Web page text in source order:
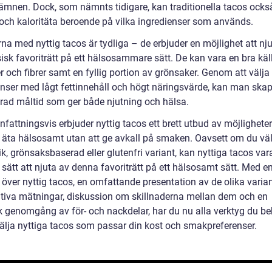
Dock, som nämnts tidigare, kan traditionella tacos
kaloritäta beroende på vilka ingredienser som används.
med nyttig tacos är tydliga – de erbjuder en möjlighet att
favoriträtt på ett hälsosammare sätt. De kan vara en bra
och fibrer samt en fyllig portion av grönsaker. Genom att välja
med lågt fettinnehåll och högt näringsvärde, kan man
måltid som ger både njutning och hälsa.
erbjuder nyttig tacos ett brett utbud av
hälsosamt utan att ge avkall på smaken. Oavsett om du
grönsaksbaserad eller glutenfri variant, kan nyttiga tacos
att njuta av denna favoriträtt på ett hälsosamt sätt. Med
nyttig tacos, en omfattande presentation av de olika
mätningar, diskussion om skillnaderna mellan dem och en
genomgång av för- och nackdelar, har du nu alla verktyg du
nyttiga tacos som passar din kost och smakpreferenser.